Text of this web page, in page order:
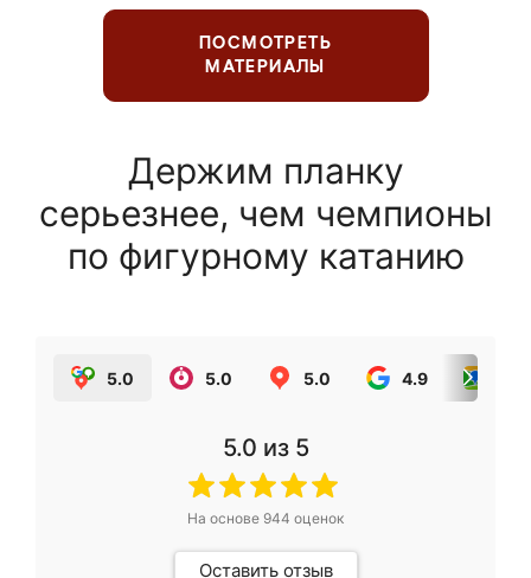
ПОСМОТРЕТЬ
МАТЕРИАЛЫ
Держим планку
серьезнее, чем чемпионы
по фигурному катанию
5.0 5.0 5.0 4.9
5.0 из 5
На основе 944 оценок
Оставить отзыв